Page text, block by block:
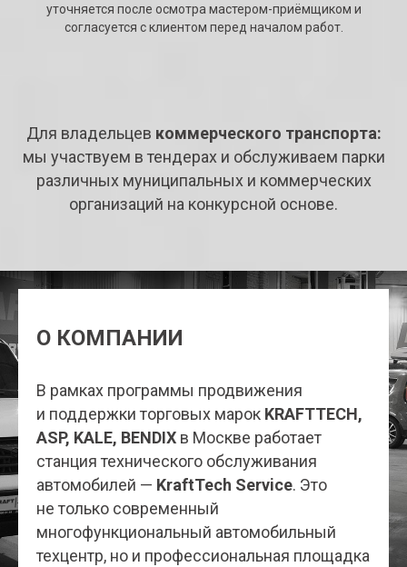
уточняется после осмотра мастером-приёмщиком и
согласуется с клиентом перед началом работ.
Для владельцев коммерческого транспорта:
мы участвуем в тендерах и обслуживаем парки
различных муниципальных и коммерческих
организаций на конкурсной основе.
О КОМПАНИИ
В рамках программы продвижения
и поддержки торговых марок KRAFTTECH,
ASP, KALE, BENDIX в Москве работает
станция технического обслуживания
автомобилей — KraftTech Service. Это
не только современный
многофункциональный автомобильный
техцентр, но и профессиональная площадка